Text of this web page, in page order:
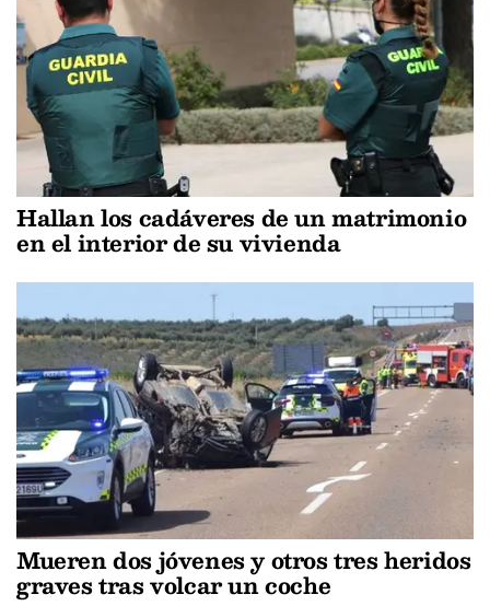
Hallan los cadáveres de un matrimonio
en el interior de su vivienda
Mueren dos jóvenes y otros tres heridos
graves tras volcar un coche